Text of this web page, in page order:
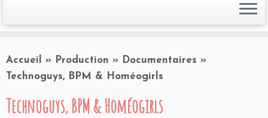
Accueil » Production » Documentaires »
Technoguys, BPM & Homéogirls
Technoguys, BPM & Homéogirls